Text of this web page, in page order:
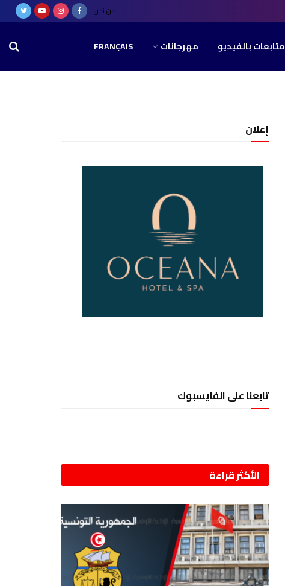
من نحن
متابعات بالفيديو مهرجانات FRANÇAIS
إعلان
تابعنا على الفايسبوك
الأكثر قراءة